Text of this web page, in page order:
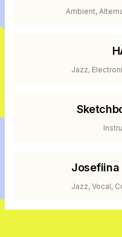
Ambient,
Jazz,
Josefiina
Jazz, Vocal,